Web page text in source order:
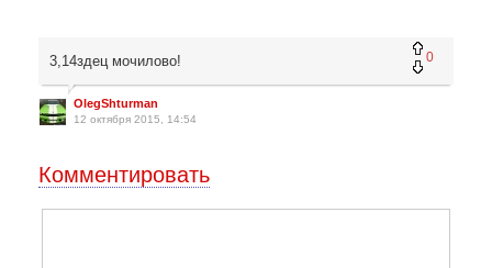
0
3,14здец мочилово!
OlegShturman
12 октября 2015, 14:54
Комментировать